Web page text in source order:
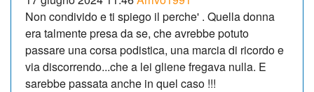
Non condivido e ti spiego il perche' . Quella donna
era talmente presa da se, che avrebbe potuto
passare una corsa podistica, una marcia di ricordo e
via discorrendo...che a lei gliene fregava nulla. E
sarebbe passata anche in quel caso !!!